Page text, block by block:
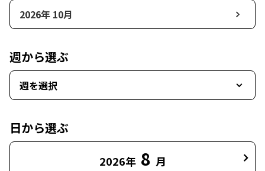
2026年 10月
週から選ぶ
週を選択
日から選ぶ
2026年 8 月